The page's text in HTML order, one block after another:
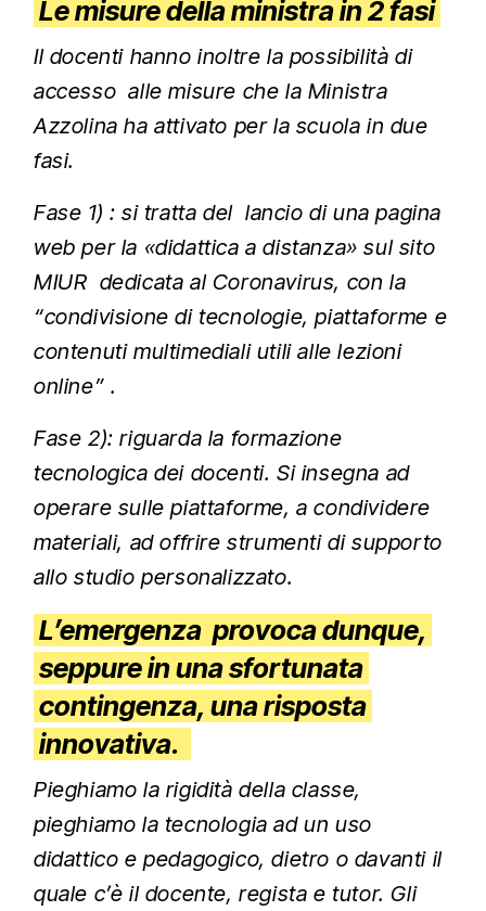
Le misure della ministra in 2 fasi
Il docenti hanno inoltre la possibilità di
accesso alle misure che la Ministra
Azzolina ha attivato per la scuola in due
fasi.
Fase 1) : si tratta del lancio di una pagina
web per la «didattica a distanza» sul sito
MIUR dedicata al Coronavirus, con la
“condivisione di tecnologie, piattaforme e
contenuti multimediali utili alle lezioni
online” .
Fase 2): riguarda la formazione
tecnologica dei docenti. Si insegna ad
operare sulle piattaforme, a condividere
materiali, ad offrire strumenti di supporto
allo studio personalizzato.
L’emergenza provoca dunque,
seppure in una sfortunata
contingenza, una risposta
innovativa.
Pieghiamo la rigidità della classe,
pieghiamo la tecnologia ad un uso
didattico e pedagogico, dietro o davanti il
quale c’è il docente, regista e tutor. Gli